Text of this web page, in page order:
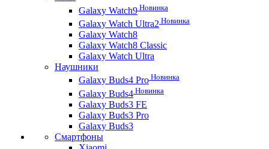
Galaxy Watch9 Новинка
Galaxy Watch Ultra2 Новинка
Galaxy Watch8
Galaxy Watch8 Classic
Galaxy Watch Ultra
Наушники
Galaxy Buds4 Pro Новинка
Galaxy Buds4 Новинка
Galaxy Buds3 FE
Galaxy Buds3 Pro
Galaxy Buds3
Смартфоны